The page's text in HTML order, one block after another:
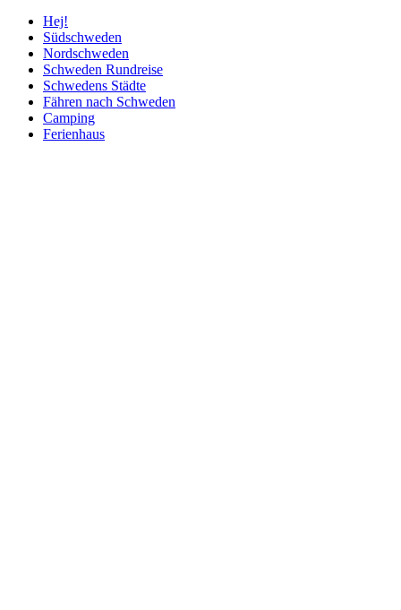
Hej!
Südschweden
Nordschweden
Schweden Rundreise
Schwedens Städte
Fähren nach Schweden
Camping
Ferienhaus